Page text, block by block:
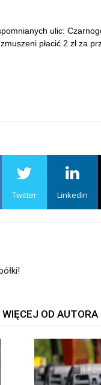
ulic:
płacić 2 zł za
Twitter Linkedin
WIĘCEJ OD AUTORA